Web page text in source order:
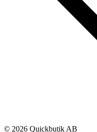
© 2026 Quickbutik AB